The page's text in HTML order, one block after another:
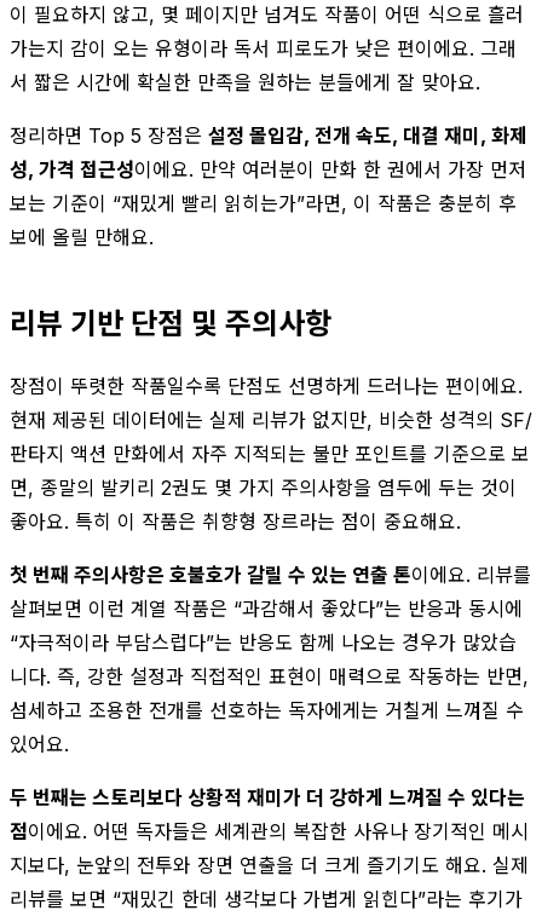
이 필요하지 않고, 몇 페이지만 넘겨도 작품이 어떤 식으로 흘러
가는지 감이 오는 유형이라 독서 피로도가 낮은 편이에요. 그래
서 짧은 시간에 확실한 만족을 원하는 분들에게 잘 맞아요.
정리하면 Top 5 장점은 설정 몰입감, 전개 속도, 대결 재미, 화제
성, 가격 접근성이에요. 만약 여러분이 만화 한 권에서 가장 먼저
보는 기준이 “재밌게 빨리 읽히는가”라면, 이 작품은 충분히 후
보에 올릴 만해요.
리뷰 기반 단점 및 주의사항
장점이 뚜렷한 작품일수록 단점도 선명하게 드러나는 편이에요.
현재 제공된 데이터에는 실제 리뷰가 없지만, 비슷한 성격의 SF/
판타지 액션 만화에서 자주 지적되는 불만 포인트를 기준으로 보
면, 종말의 발키리 2권도 몇 가지 주의사항을 염두에 두는 것이
좋아요. 특히 이 작품은 취향형 장르라는 점이 중요해요.
첫 번째 주의사항은 호불호가 갈릴 수 있는 연출 톤이에요. 리뷰를
살펴보면 이런 계열 작품은 “과감해서 좋았다”는 반응과 동시에
“자극적이라 부담스럽다”는 반응도 함께 나오는 경우가 많았습
니다. 즉, 강한 설정과 직접적인 표현이 매력으로 작동하는 반면,
섬세하고 조용한 전개를 선호하는 독자에게는 거칠게 느껴질 수
있어요.
두 번째는 스토리보다 상황적 재미가 더 강하게 느껴질 수 있다는
점이에요. 어떤 독자들은 세계관의 복잡한 사유나 장기적인 메시
지보다, 눈앞의 전투와 장면 연출을 더 크게 즐기기도 해요. 실제
리뷰를 보면 “재밌긴 한데 생각보다 가볍게 읽힌다”라는 후기가